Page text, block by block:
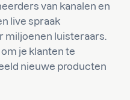
van kanalen en
live spraak
miljoenen luisteraars.
je klanten te
nieuwe producten